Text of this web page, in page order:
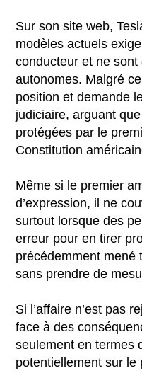
Sur son site web,
modèles actuels
conducteur et ne
autonomes. Malgré
position et demande
judiciaire, arguant
protégées par le
Constitution
Même si le premier
d’expression, il ne
surtout lorsque des
erreur pour en tirer
précédemment mené
sans prendre de
Si l’affaire n’est pas
face à des
seulement en termes
potentiellement sur le